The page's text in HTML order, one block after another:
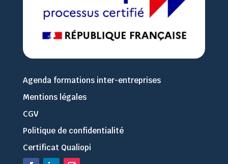
Agenda formations inter-entreprises
Mentions légales
CGV
Politique de confidentialité
Certificat Qualiopi